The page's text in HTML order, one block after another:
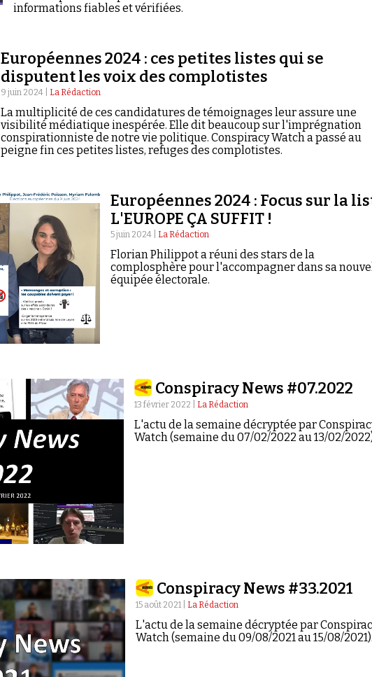
informations fiables et vérifiées.
Européennes 2024 : ces petites listes qui se
disputent les voix des complotistes
9 juin 2024 | La Rédaction
La multiplicité de ces candidatures de témoignages leur assure une
visibilité médiatique inespérée. Elle dit beaucoup sur l'imprégnation
conspirationniste de notre vie politique. Conspiracy Watch a passé au
peigne fin ces petites listes, refuges des complotistes.
Européennes 2024 : Focus sur la
L'EUROPE ÇA SUFFIT !
5 juin 2024 | La Rédaction
Florian Philippot a réuni des stars de la
complosphère pour l'accompagner dans sa
équipée électorale.
Conspiracy News #07.2022
13 février 2022 | La Rédaction
L'actu de la semaine décryptée par
Watch (semaine du 07/02/2022 au 13/02/
Conspiracy News #33.2021
15 août 2021 | La Rédaction
L'actu de la semaine décryptée par
Watch (semaine du 09/08/2021 au 15/08/2021).